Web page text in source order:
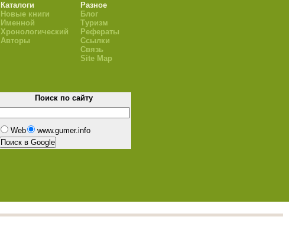
Каталоги
Новые книги
Именной
Хронологический
Авторы
Разное
Блог
Туризм
Рефераты
Ссылки
Связь
Site Map
Поиск по сайту
Web www.gumer.info